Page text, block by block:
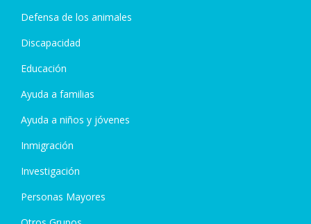
Defensa de los animales
Discapacidad
Educación
Ayuda a familias
Ayuda a niños y jóvenes
Inmigración
Investigación
Personas Mayores